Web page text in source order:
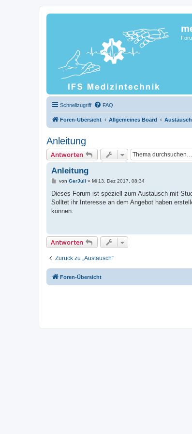
Schnellzugriff FAQ
Foren-Übersicht Allgemeines Board Austausch
Anleitung
Antworten
Anleitung
B
i
r
a
von GerJuli » Mi 13. Dez 2017, 08:34
Dieses Forum ist speziell zum Austausch mit
Solltet ihr Interesse an dem Angebot haben
können.
Antworten
Zurück zu „Austausch“
Foren-Übersicht